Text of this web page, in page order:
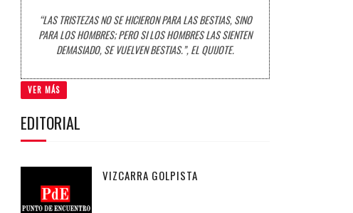
“LAS TRISTEZAS NO SE HICIERON PARA LAS BESTIAS, SINO
PARA LOS HOMBRES; PERO SI LOS HOMBRES LAS SIENTEN
DEMASIADO, SE VUELVEN BESTIAS.”, EL QUIJOTE.
VER MÁS
EDITORIAL
VIZCARRA GOLPISTA